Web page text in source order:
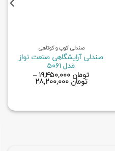
صندلی کوپ و کوتاهی
صندلی آرایشگاهی صنعت نواز
مدل 5061
تومان
–
تومان ۲۸,۲۰۰,۰۰۰